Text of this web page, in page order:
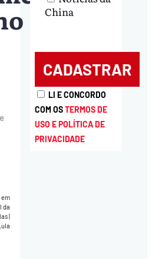
em
da
|
China
LI E CONCORDO
COM OSTERMOS DE
USO E POLÍTICA DE
PRIVACIDADE